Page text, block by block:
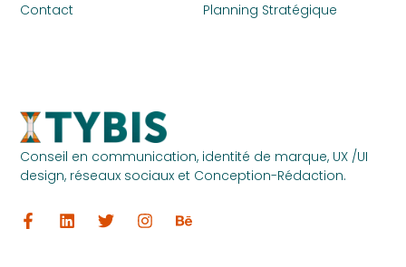
Conseil en communication, identité de marque, UX /UI
design, réseaux sociaux et Conception-Rédaction.
Planning Stratégique
Contact